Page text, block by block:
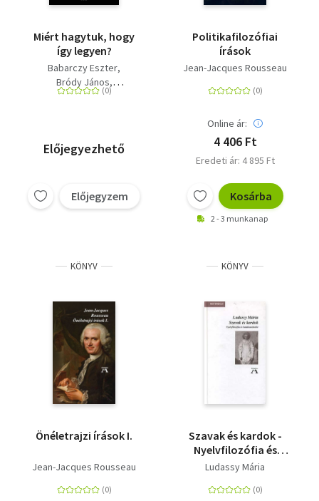
Miért hagytuk, hogy
így legyen?
Babarczy Eszter
Bródy János
Bruck Gábor...
György Péter
Majtényi László
Pléh Csaba
Szilágyi Ákos
Előjegyezhető
Előjegyzem
Politikafilozófiai
írások
Jean-Jacques Rousseau
Online ár:
4 406 Ft
Eredeti ár: 4 895 Ft
Kosárba
2 - 3 munkanap
KÖNYV
Önéletrajzi írások I.
Jean-Jacques Rousseau
KÖNYV
Szavak és kardok -
Nyelvfilozófia és
hatalomelmélet
Ludassy Mária